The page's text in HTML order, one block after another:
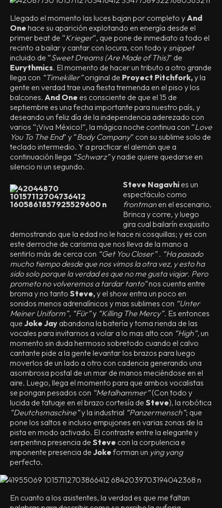
Llegado el momento las luces bajan por completo yAnd
One hace su aparición explotando en energía desde el
primer beat de “Krieger“, que pone de inmediato a todo el
recinto a bailar y cantar con locura, con todo y snippet
incluido de “Sweet Dreams (Are Made of This)” de
Eurythmics. El momento de hacer un tributo a otro grande
llega con “Timekiller”original de Proyect Pitchfork,y la
gente en verdad trae una fiesta tremenda en el piso y los
balcones. And One es consciente de que el 15 de
septiembre es una fecha importante para nuestro país, y
deseando un feliz día de la independencia aderezado con
varios “¡Viva México!”, la mágica noche continua con “Love
You To The End” y “Body Company” con su sublime solo de
teclado intermedio. Y a practicar el alemán que a
continuación llega “Schwarz”y nadie quiere quedarse en
silencio ni un segundo.
Steve Nagavhi es un
espectáculo como
frontman en el escenario.
Brinca y corre, y luego
gira cual bailarín exquisito
demostrando que la edad no le hace ni cosquillas; y es con
este derroche de carisma que nos lleva de la mano a
sentirlo más de cerca con “Get You Closer” . “Ha pasado
mucho tiempo desde que nos vimos la otra vez, y esto ha
sido solo porque la verdad es que no me gusta viajar. Pero
prometo no volveremos a tardar tanto”nos cuenta entre
broma y no tanto Steve,y el show entra un poco en
sonidos menos adrenalínicos y mas sublimes con “Unter
Meiner Uniform”, “Für”y “Killing The Mercy”. Es entonces
que Joke Jay abandona la batería y toma rienda de las
vocales para invitarnos a volar a lo mas alto con “High”,un
momento sin duda hermoso sobretodo cuando el calvo
cantante pide a la gente levantar los brazos para luego
moverlos de un lado a otro con cadencia generando una
asombrosa postal de un mar de manos meciéndose en el
aire. Luego, llega el momento para que ambos vocalistas
se pongan pesados con “Metalhammer”(Con todo y
lucida de tatuaje en el brazo cortesía de Steve), la robótica
“Deutchsmaschine”y la industrial “Panzermensch”; que
pone los saltos e incluso empujones en varias zonas de la
pista en modo activado. El contraste entre la elegante y
serpentina presencia de Steve con la corpulencia e
imponente presencia de Joke forman un ying yang
perfecto.
En cuanto a los asistentes, la verdad es que me faltan